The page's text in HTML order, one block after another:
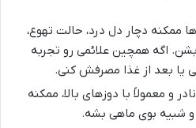
ممکنه دچار دل درد، حالت تهوع،
اگه همچین علائمی رو تجربه
یا بعد از غذا مصرفش کنی.
و معمولاً با دوزهای بالا، ممکنه
شبیه بوی ماهی بشه.